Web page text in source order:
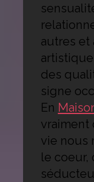
autres et
des
signe
En
vraiment
vie nous
le coeur,